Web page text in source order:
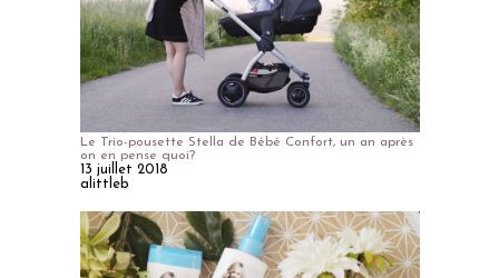
Le Trio-pousette Stella de Bébé Confort, un an après
on en pense quoi?
13 juillet 2018
alittleb